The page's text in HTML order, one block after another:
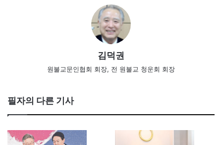
김덕권
원불교문인협회 회장, 전 원불교 청운회 회장
필자의 다른 기사